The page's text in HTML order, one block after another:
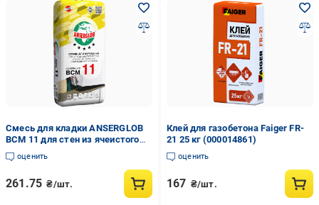
Смесь для кладки ANSERGLOB
BCМ 11 для стен из ячеистого
бетона и поризованной
керамики 25 кг (15636)
оценить
261.75 ₴/шт.
Клей для газобетона Faiger FR-
21 25 кг (000014861)
оценить
167 ₴/шт.